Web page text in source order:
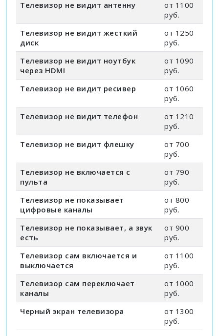
Телевизор не видит антенну
от 1100
руб.
Телевизор не видит жесткий
диск
от 1250
руб.
Телевизор не видит ноутбук
через HDMI
от 1090
руб.
Телевизор не видит ресивер
от 1060
руб.
Телевизор не видит телефон
от 1210
руб.
Телевизор не видит флешку
от 700
руб.
Телевизор не включается с
пульта
от 790
руб.
Телевизор не показывает
цифровые каналы
от 800
руб.
Телевизор не показывает, а звук
есть
от 900
руб.
Телевизор сам включается и
выключается
от 1100
руб.
Телевизор сам переключает
каналы
от 1000
руб.
Черный экран телевизора
от 1300
руб.